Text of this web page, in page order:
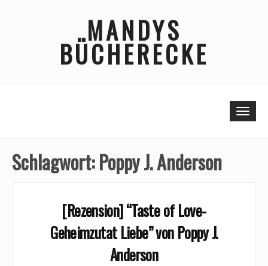
MANDYS
BÜCHERECKE
Schlagwort:Poppy J. Anderson
[Rezension] “Taste of Love-
Geheimzutat Liebe” von Poppy J.
Anderson